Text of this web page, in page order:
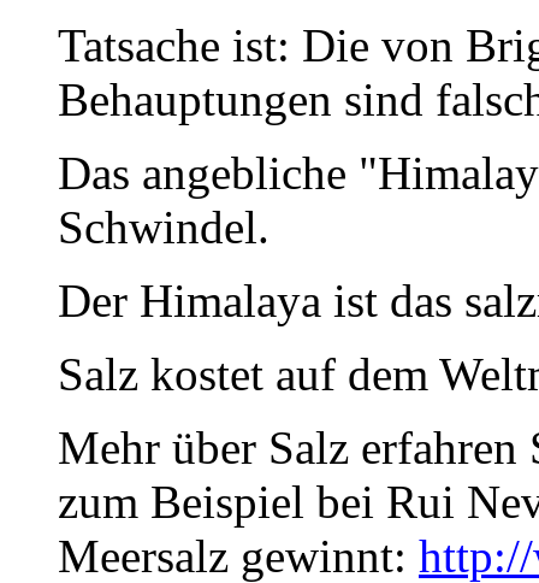
Tatsache ist: Die von
Behauptungen sind
Das angebliche
Schwindel.
Der Himalaya ist das
Salz kostet auf dem
Mehr über Salz
zum Beispiel bei Rui
Meersalz gewinnt: